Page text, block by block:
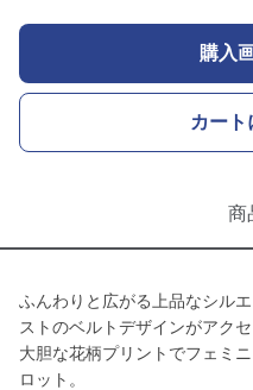
購入
カート
商
ふんわりと広がる上品なシル
ストのベルトデザインがアクセ
大胆な花柄プリントでフェミ
ロット。